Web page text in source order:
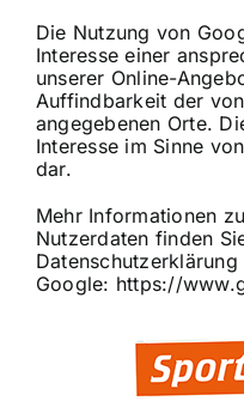
Die Nutzung von
Interesse einer
unserer Online-
Auffindbarkeit der
angegebenen Orte.
Interesse im Sinne
dar.
Mehr Informationen
Nutzerdaten finden
Datenschutzerklärung
Google: https://